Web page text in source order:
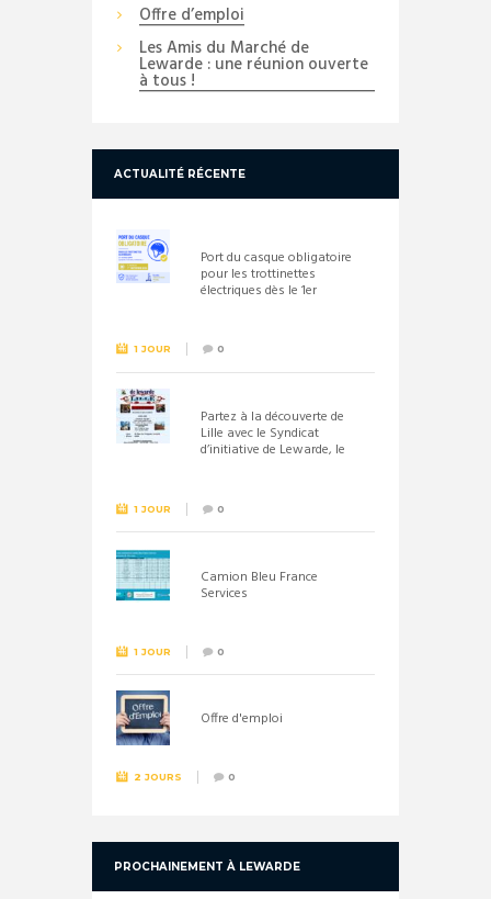
Offre d’emploi
Les Amis du Marché de
Lewarde : une réunion ouverte
à tous !
ACTUALITÉ RÉCENTE
Port du casque obligatoire
pour les trottinettes
électriques dès le 1er
1 JOUR 0
Partez à la découverte de
Lille avec le Syndicat
d’initiative de Lewarde, le
1 JOUR 0
Camion Bleu France
Services
1 JOUR 0
Offre d'emploi
2 JOURS 0
PROCHAINEMENT À LEWARDE